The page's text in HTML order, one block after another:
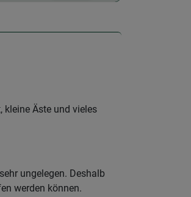
kleine Äste und vieles
ungelegen. Deshalb
werden können.